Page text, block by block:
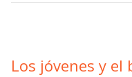
Los jóvenes y el